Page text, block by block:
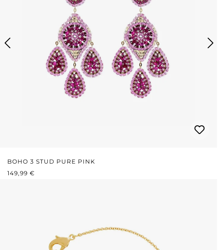
BOHO 3 STUD PURE PINK
PRIX RÉGULIER :
149,99 €